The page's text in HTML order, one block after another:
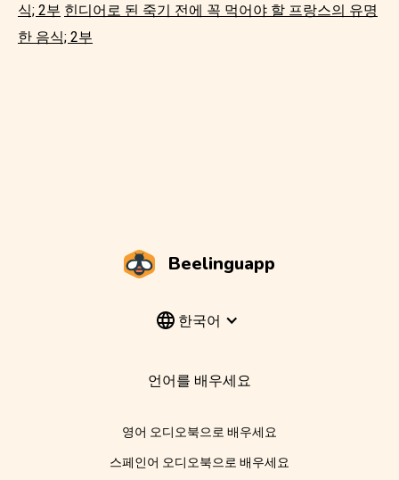
식; 2부 힌디어로 된 죽기 전에 꼭 먹어야 할 프랑스의 유명
한 음식; 2부
Beelinguapp
한국어
언어를 배우세요
영어 오디오북으로 배우세요
스페인어 오디오북으로 배우세요